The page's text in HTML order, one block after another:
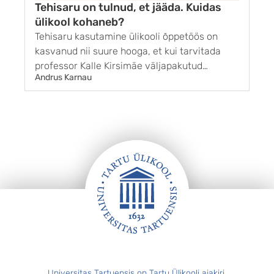
Tehisaru on tulnud, et jääda. Kuidas
ülikool kohaneb?
Tehisaru kasutamine ülikooli õppetöös on
kasvanud nii suure hooga, et kui tarvi­tada
professor Kalle Kirsimäe välja­pakutud
uudissõna taru, võiks alma mater’it kutsuda
lausa taruülikooliks. Eelmisel aastal Tartu Üli­
kasutamine kasva­nud ...
Andrus Karnau